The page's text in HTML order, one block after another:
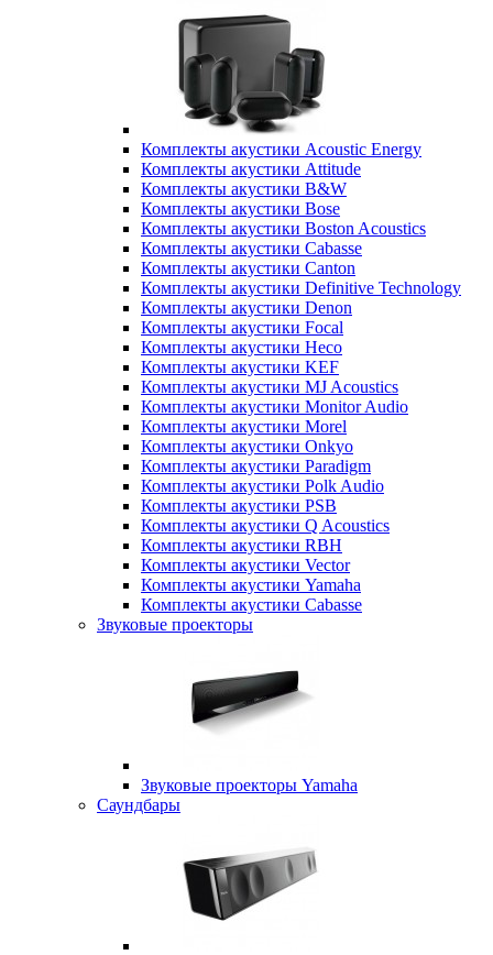
Комплекты акустики Acoustic Energy
Комплекты акустики Attitude
Комплекты акустики B&W
Комплекты акустики Bose
Комплекты акустики Boston Acoustics
Комплекты акустики Cabasse
Комплекты акустики Canton
Комплекты акустики Definitive Technology
Комплекты акустики Denon
Комплекты акустики Focal
Комплекты акустики Heco
Комплекты акустики KEF
Комплекты акустики MJ Acoustics
Комплекты акустики Monitor Audio
Комплекты акустики Morel
Комплекты акустики Onkyo
Комплекты акустики Paradigm
Комплекты акустики Polk Audio
Комплекты акустики PSB
Комплекты акустики Q Acoustics
Комплекты акустики RBH
Комплекты акустики Vector
Комплекты акустики Yamaha
Комплекты акустики Сabasse
Звуковые проекторы
Звуковые проекторы Yamaha
Саундбары